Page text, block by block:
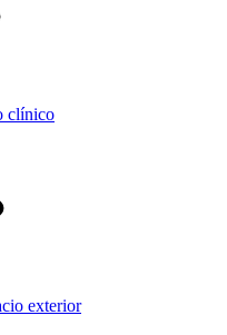
clínico
exterior